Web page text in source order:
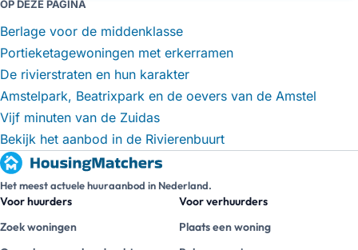
OP DEZE PAGINA
Berlage voor de middenklasse
Portieketagewoningen met erkerramen
De rivierstraten en hun karakter
Amstelpark, Beatrixpark en de oevers van de Amstel
Vijf minuten van de Zuidas
Bekijk het aanbod in de Rivierenbuurt
Het meest actuele huuraanbod in Nederland.
Voor huurders
Zoek woningen
Voor verhuurders
Plaats een woning